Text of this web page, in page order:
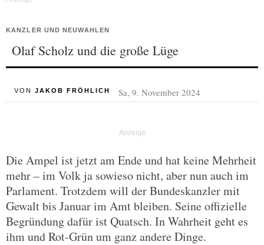
KANZLER UND NEUWAHLEN
Olaf Scholz und die große Lüge
VON JAKOB FRÖHLICH Sa, 9. November 2024
Die Ampel ist jetzt am Ende und hat keine Mehrheit
mehr – im Volk ja sowieso nicht, aber nun auch im
Parlament. Trotzdem will der Bundeskanzler mit
Gewalt bis Januar im Amt bleiben. Seine offizielle
Begründung dafür ist Quatsch. In Wahrheit geht es
ihm und Rot-Grün um ganz andere Dinge.